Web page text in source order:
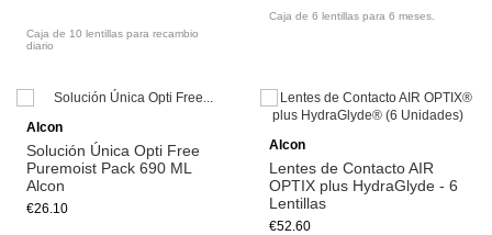
Caja de 10 lentillas para recambio
diario
Caja de 6 lentillas para 6 meses.
Add to cart
Alcon
Solución Única Opti Free
Puremoist Pack 690 ML
Alcon
€26.10
Alcon
Lentes de Contacto AIR
OPTIX plus HydraGlyde - 6
Lentillas
€52.60